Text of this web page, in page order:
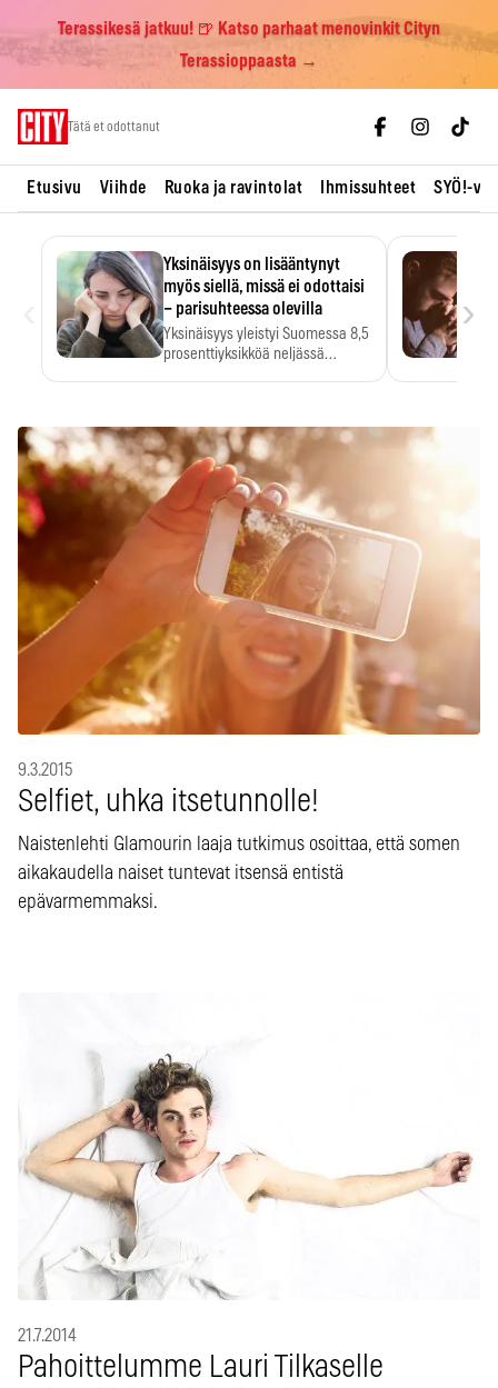
Terassikesä jatkuu! 🍺 Katso parhaat menovinkit Cityn
Terassioppaasta →
Tätä et odottanut
Etusivu Viihde Ruoka ja ravintolat Ihmissuhteet SYÖ!-
Yksinäisyys on lisääntynyt
myös siellä, missä ei odottaisi
– parisuhteessa olevilla
Yksinäisyys yleistyi Suomessa 8,5
prosenttiyksikköä neljässä
›
9.3.2015
Selfiet, uhka itsetunnolle!
Naistenlehti Glamourin laaja tutkimus osoittaa, että somen
aikakaudella naiset tuntevat itsensä entistä
epävarmemmaksi.
21.7.2014
Pahoittelumme Lauri Tilkaselle